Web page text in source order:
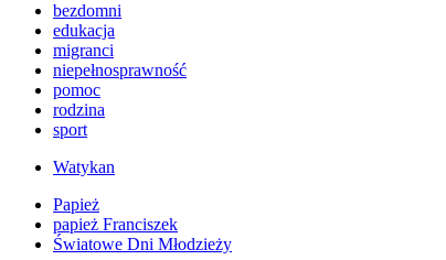
bezdomni
edukacja
migranci
niepełnosprawność
pomoc
rodzina
sport
Watykan
Papież
papież Franciszek
Światowe Dni Młodzieży